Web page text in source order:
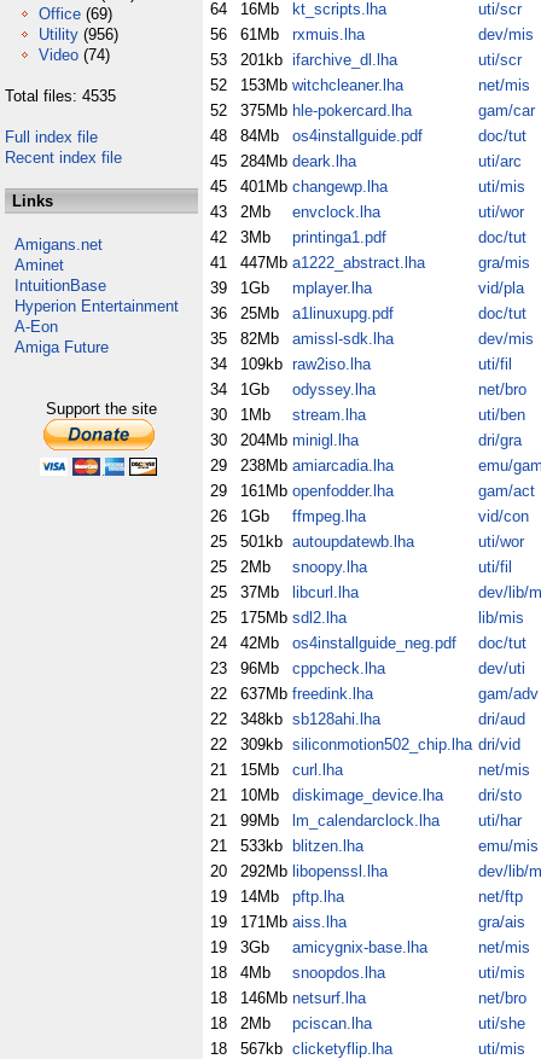
Office (69)
Utility (956)
Video (74)
Total files: 4535
Full index file
Recent index file
Links
Amigans.net
Aminet
IntuitionBase
Hyperion Entertainment
A-Eon
Amiga Future
Support the site
64
16Mb kt_scripts.lha
uti/scr
56
61Mb rxmuis.lha
dev/mis
53
201kb ifarchive_dl.lha
uti/scr
52
153Mb witchcleaner.lha
net/mis
52
375Mb hle-pokercard.lha
gam/car
48
84Mb os4installguide.pdf
doc/tut
45
284Mb deark.lha
uti/arc
45
401Mb changewp.lha
uti/mis
43
2Mb envclock.lha
uti/wor
42
3Mb printinga1.pdf
doc/tut
41
447Mb a1222_abstract.lha
gra/mis
39
1Gb mplayer.lha
vid/pla
36
25Mb a1linuxupg.pdf
doc/tut
35
82Mb amissl-sdk.lha
dev/mis
34
109kb raw2iso.lha
uti/fil
34
1Gb odyssey.lha
net/bro
30
1Mb stream.lha
uti/ben
30
204Mb minigl.lha
dri/gra
29
238Mb amiarcadia.lha
emu/
29
161Mb openfodder.lha
gam/act
26
1Gb ffmpeg.lha
vid/con
25
501kb autoupdatewb.lha
uti/wor
25
2Mb snoopy.lha
uti/fil
25
37Mb libcurl.lha
dev/lib/
25
175Mb sdl2.lha
lib/mis
24
42Mb os4installguide_neg.pdf
doc/tut
23
96Mb cppcheck.lha
dev/uti
22
637Mb freedink.lha
gam/adv
22
348kb sb128ahi.lha
dri/aud
22
309kb siliconmotion502_chip.lha dri/vid
21
15Mb curl.lha
net/mis
21
10Mb diskimage_device.lha
dri/sto
21
99Mb lm_calendarclock.lha
uti/har
21
533kb blitzen.lha
emu/mis
20
292Mb libopenssl.lha
dev/lib/
19
14Mb pftp.lha
net/ftp
19
171Mb aiss.lha
gra/ais
19
3Gb amicygnix-base.lha
net/mis
18
4Mb snoopdos.lha
uti/mis
18
146Mb netsurf.lha
net/bro
18
2Mb pciscan.lha
uti/she
18
567kb clicketyflip.lha
uti/mis